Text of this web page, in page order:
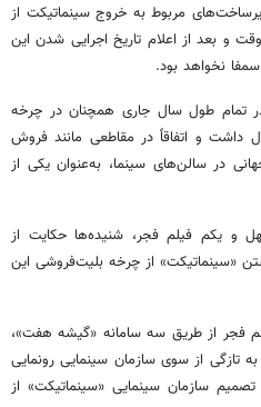
مربوط به خروج سینماتیکت از
و بعد از اعلام تاریخ اجرایی شدن این
نخواهد بود.
تمام طول سال جاری همچنان در چرخه
داشت و اتفاقاً در مقاطعی مانند فروش
در سالن‌های سینما، به‌عنوان یکی از
و یکم فیلم فجر، شنیده‌ها حکایت از
«سینماتیکت» از چرخه بلیت‌فروشی این
فجر از طریق سه سامانه «گیشه هفت»،
تازگی از سوی سازمان سینمایی رونمایی
سازمان سینمایی «سینماتیکت» از